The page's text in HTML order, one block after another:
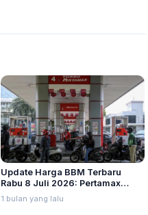
Update Harga BBM Terbaru
Rabu 8 Juli 2026: Pertamax
Turbo, Dexlite, dan Pertamina
Dex Turun
1 bulan yang lalu